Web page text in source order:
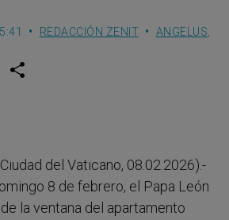
REDACCIÓN ZENIT ANGELUS
w
del Vaticano, 08.02.2026).-
8 de febrero, el Papa León
la ventana del apartamento